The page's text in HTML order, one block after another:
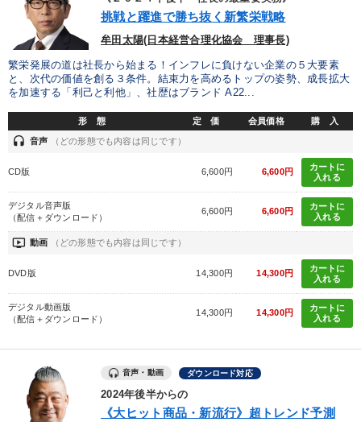
※「更新」を押すと「カテゴリー」「目的別」「キーワード」を更新いただけます。
local_offer タグから探す
すべての音声・動画（全2077タイトル）からお探しいただけます
中小企業 FCビジネス
仕組み 教育 AI 通販 早分かり お金の授業
プロ経営者 デジタルマーケティング
労務問題・人事対策
多角化・新規事業 経営計画 金利
※「更新」を押すと「タグ・キーワード」を更新いただけます。
挑戦と躍進で勝ち抜く新繁栄戦略
牟田太陽(日本経営合理化協会 理事長)
繁栄発展の道は社長から始まる！インフレに負けない企業の５大要素
と、次代の価値を創る３条件。結束力を高めるトップの姿勢、成長拡大
を加速する「利己と利他」、社歴はブランド A22...
形 態 定 価 会員価格 購 入
headset 音声 （どの形態でも内容は同じです）
CD版 6,600円 6,600円
カートに
入れる
デジタル音声版
（配信＋ダウンロード）
6,600円 6,600円
カートに
入れる
ondemand_video 動画 （どの形態でも内容は同じです）
DVD版 14,300円 14,300円
カートに
入れる
デジタル動画版
（配信＋ダウンロード）
14,300円 14,300円
カートに
入れる
音声・動画 ダウンロード対応
2024年後半からの
《大ヒット商品・新流行》超トレンド予測